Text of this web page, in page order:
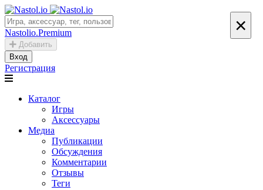
Nastolio.Premium
Добавить
Вход
Регистрация
Каталог
Игры
Аксессуары
Медиа
Публикации
Обсуждения
Комментарии
Отзывы
Теги
×